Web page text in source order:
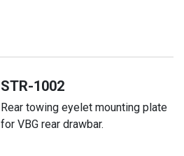
STR-1002
Rear towing eyelet mounting plate
for VBG rear drawbar.